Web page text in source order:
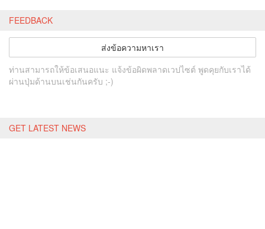
FEEDBACK
ส่งข้อความหาเรา
ท่านสามารถให้ข้อเสนอแนะ แจ้งข้อผิดพลาดเวปไซต์ พูดคุยกับเราได้
ผ่านปุ่มด้านบนเช่นกันครับ ;-)
GET LATEST NEWS